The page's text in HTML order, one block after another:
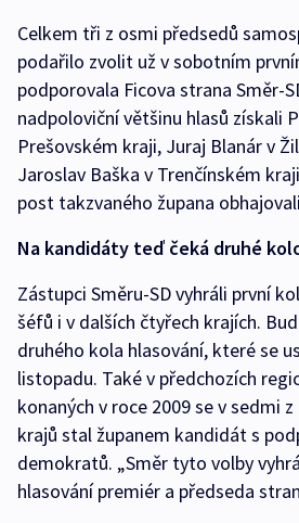
Celkem tři z osmi předsedů
podařilo zvolit už v sobotním
podporovala Ficova strana Směr-
nadpoloviční většinu hlasů získali
Prešovském kraji, Juraj Blanár v
Jaroslav Baška v Trenčínském
post takzvaného župana
Na kandidáty teď čeká druhé
Zástupci Směru-SD vyhráli první
šéfů i v dalších čtyřech krajích.
druhého kola hlasování, které se
listopadu. Také v předchozích
konaných v roce 2009 se v sedmi
krajů stal županem kandidát s
demokratů. „Směr tyto volby
hlasování premiér a předseda